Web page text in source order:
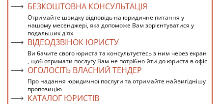
БЕЗКОШТОВНА КОНСУЛЬТАЦІЯ
Отримайте швидку відповідь на юридичне питання у
нашому месенджері, яка допоможе Вам зорієнтуватися у
подальших діях
ВІДЕОДЗВІНОК ЮРИСТУ
Ви бачите свого юриста та консультуєтесь з ним через екран
, щоб отримати послугу Вам не потрібно йти до юриста в офіс
ОГОЛОСІТЬ ВЛАСНИЙ ТЕНДЕР
Про надання юридичної послуги та отримайте найвигіднішу
пропозицію
КАТАЛОГ ЮРИСТІВ